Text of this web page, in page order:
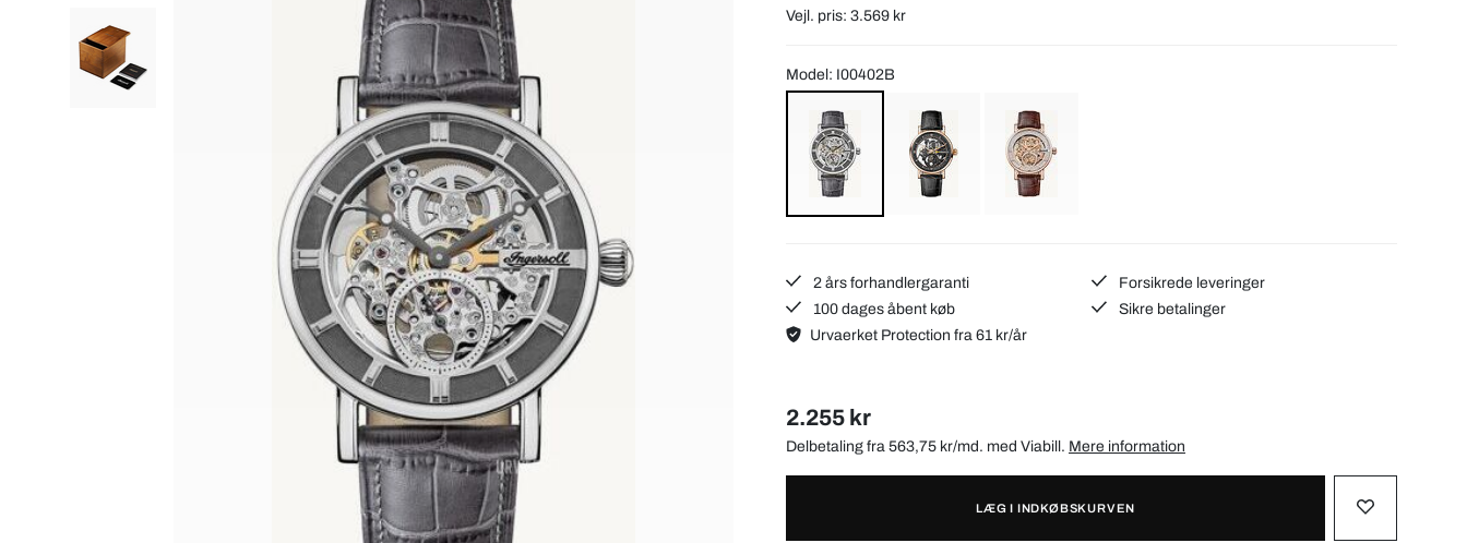
Vejl. pris: 3.569 kr
Model: I00402B
2 års forhandlergaranti
Forsikrede leveringer
100 dages åbent køb
Sikre betalinger
Urvaerket Protection fra 61 kr/år
2.255 kr
Delbetaling fra 563,75 kr/md. med Viabill . Mere information
LÆG I INDKØBSKURVEN